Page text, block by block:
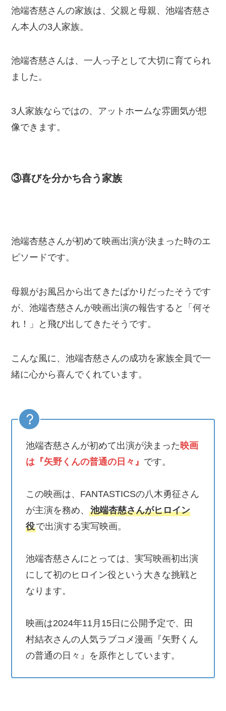
池端杏慈さんの家族は、父親と母親、池端杏慈さ
ん本人の3人家族。
池端杏慈さんは、一人っ子として大切に育てられ
ました。
3人家族ならではの、アットホームな雰囲気が想
像できます。
③喜びを分かち合う家族
池端杏慈さんが初めて映画出演が決まった時のエ
ピソードです。
母親がお風呂から出てきたばかりだったそうです
が、池端杏慈さんが映画出演の報告すると「何そ
れ！」と飛び出してきたそうです。
こんな風に、池端杏慈さんの成功を家族全員で一
緒に心から喜んでくれています。
池端杏慈さんが初めて出演が決まった映画
は『矢野くんの普通の日々』 です。
この映画は、FANTASTICSの八木勇征さん
が主演を務め、池端杏慈さんがヒロイン
役で出演する実写映画。
池端杏慈さんにとっては、実写映画初出演
にして初のヒロイン役という大きな挑戦と
なります。
映画は2024年11月15日に公開予定で、田
村結衣さんの人気ラブコメ漫画『矢野くん
の普通の日々』を原作としています。